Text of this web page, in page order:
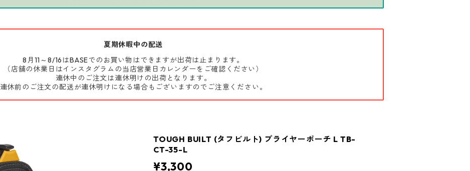
夏期休暇中の配送
8月11～8/16はBASEでのお買い物はできますが出荷は止まります。
（店舗の休業日はインスタグラムの当店営業日カレンダーをご確認ください）
連休中のご注文は連休明けの出荷となります。
連休前のご注文の配送が連休明けになる場合もございますのでご注意ください。
TOUGH BUILT (タフビルト) プライヤーポーチ L TB-
CT-35-L
¥3,300